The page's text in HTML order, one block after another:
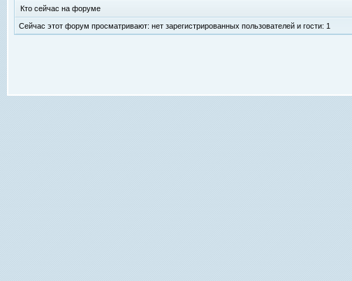
Кто сейчас на форуме
Сейчас этот форум просматривают: нет зарегистрированных пользователей и гости: 1